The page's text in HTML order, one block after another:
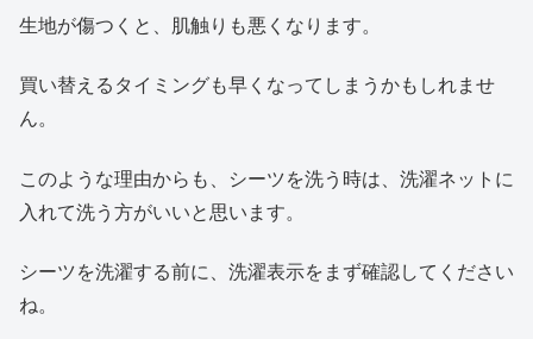
生地が傷つくと、肌触りも悪くなります。
買い替えるタイミングも早くなってしまうかもしれませ
ん。
このような理由からも、シーツを洗う時は、洗濯ネットに
入れて洗う方がいいと思います。
シーツを洗濯する前に、洗濯表示をまず確認してください
ね。